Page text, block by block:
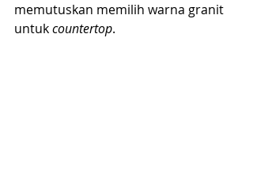
memutuskan memilih warna granit
untuk countertop.